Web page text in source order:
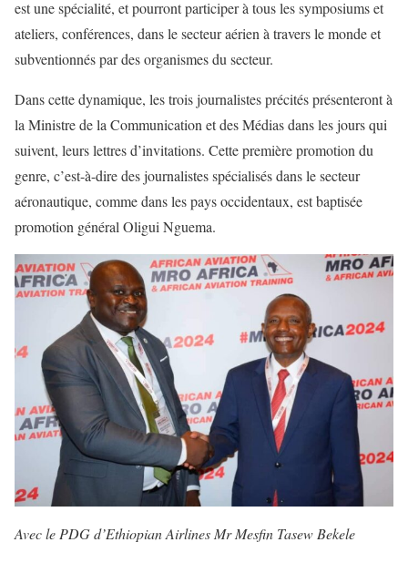
est une spécialité, et pourront participer à tous les symposiums et
ateliers, conférences, dans le secteur aérien à travers le monde et
subventionnés par des organismes du secteur.
Dans cette dynamique, les trois journalistes précités présenteront à
la Ministre de la Communication et des Médias dans les jours qui
suivent, leurs lettres d’invitations. Cette première promotion du
genre, c’est-à-dire des journalistes spécialisés dans le secteur
aéronautique, comme dans les pays occidentaux, est baptisée
promotion général Oligui Nguema.
Avec le PDG d’Ethiopian Airlines Mr Mesfin Tasew Bekele